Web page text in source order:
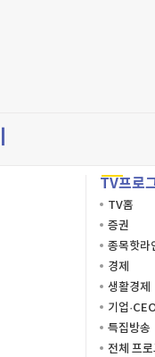
TV프로
TV홈
증권
종목핫라
경제
생활경제
기업
특집방송
전체 프